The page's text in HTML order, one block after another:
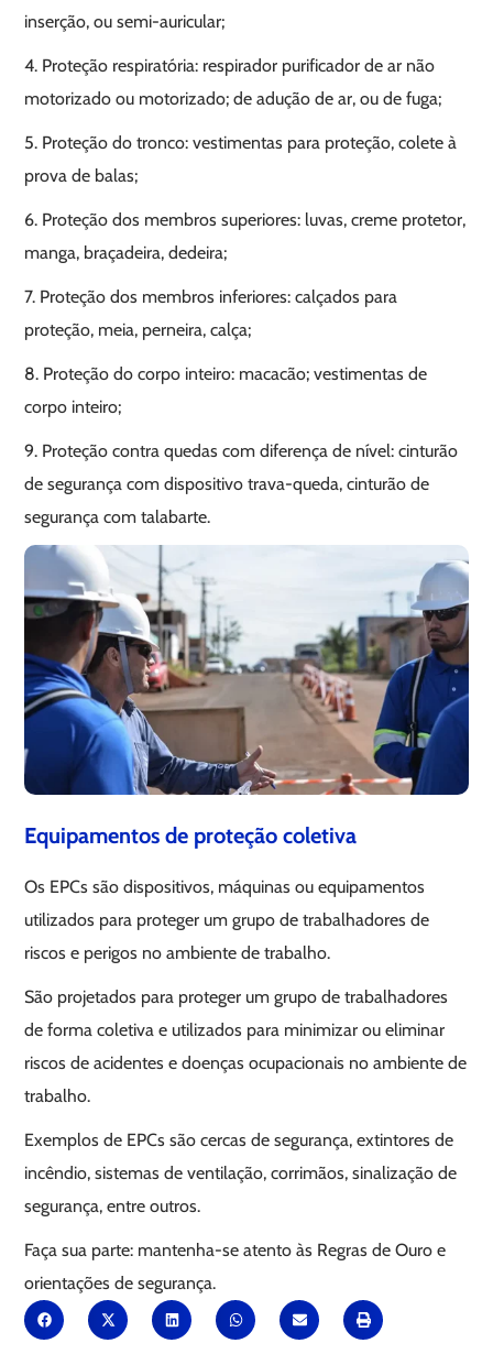
inserção, ou semi-auricular;
4. Proteção respiratória: respirador purificador de ar não
motorizado ou motorizado; de adução de ar, ou de fuga;
5. Proteção do tronco: vestimentas para proteção, colete à
prova de balas;
6. Proteção dos membros superiores: luvas, creme protetor,
manga, braçadeira, dedeira;
7. Proteção dos membros inferiores: calçados para
proteção, meia, perneira, calça;
8. Proteção do corpo inteiro: macacão; vestimentas de
corpo inteiro;
9. Proteção contra quedas com diferença de nível: cinturão
de segurança com dispositivo trava-queda, cinturão de
segurança com talabarte.
Equipamentos de proteção coletiva
Os EPCs são dispositivos, máquinas ou equipamentos
utilizados para proteger um grupo de trabalhadores de
riscos e perigos no ambiente de trabalho.
São projetados para proteger um grupo de trabalhadores
de forma coletiva e utilizados para minimizar ou eliminar
riscos de acidentes e doenças ocupacionais no ambiente de
trabalho.
Exemplos de EPCs são cercas de segurança, extintores de
incêndio, sistemas de ventilação, corrimãos, sinalização de
segurança, entre outros.
Faça sua parte: mantenha-se atento às Regras de Ouro e
orientações de segurança.